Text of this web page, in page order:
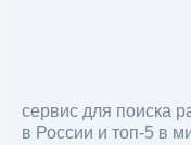
сервис для поиска
в России и топ-5 в